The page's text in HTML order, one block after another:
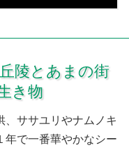
陵とあまの街
き物
、ササユリやナムノキ
年で一番華やかなシー